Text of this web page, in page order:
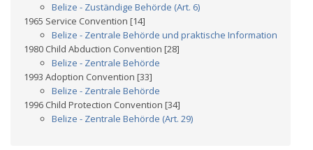
Belize - Zuständige Behörde (Art. 6)
1965 Service Convention [14]
Belize - Zentrale Behörde und praktische Information
1980 Child Abduction Convention [28]
Belize - Zentrale Behörde
1993 Adoption Convention [33]
Belize - Zentrale Behörde
1996 Child Protection Convention [34]
Belize - Zentrale Behörde (Art. 29)